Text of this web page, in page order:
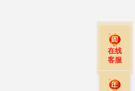
在线
客服